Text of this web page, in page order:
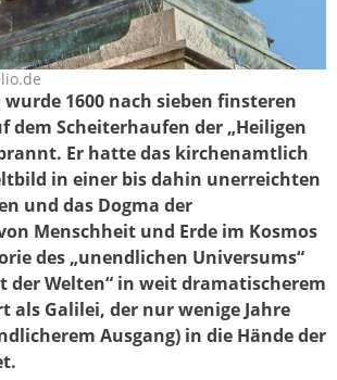
1600 nach sieben finsteren
dem Scheiterhaufen der „Heiligen
Er hatte das kirchenamtlich
in einer bis dahin unerreichten
und das Dogma der
Menschheit und Erde im Kosmos
des „unendlichen Universums“
der Welten“ in weit dramatischerem
als Galilei, der nur wenige Jahre
Ausgang) in die Hände der